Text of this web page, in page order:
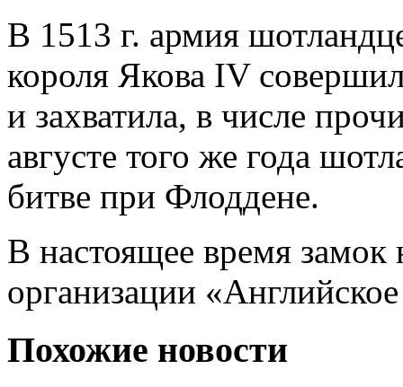
В 1513 г. армия
короля Якова IV
и захватила, в числе
августе того же года
битве при Флоддене.
В настоящее время замок
организации
Похожие новости